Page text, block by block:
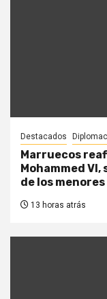
Destacados
Marruecos
Mohammed
de los
13 horas atrás